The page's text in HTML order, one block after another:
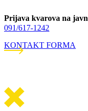
Prijava kvarova na
091/617-1242
KONTAKT FORMA